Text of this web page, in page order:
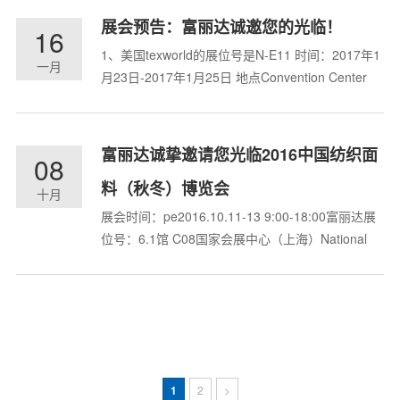
线、1号线延伸段、6号线支线、13号线、杭绍城际
轨道线、艮山东路延长线等重大交通利好落地，润
东府紧随大江东...
16
一月
展会预告：富丽达诚邀您的光临！
1、美国texworld的展位号是N-E11 时间：2017年1
月23日-2017年1月25日 地点Convention Center
Paris Le B...
08
十月
富丽达诚挚邀请您光临2016中国纺织面
料（秋冬）博览会
展会时间：pe2016.10.11-13 9:00-18:00富丽达展
位号：6.1馆 C08国家会展中心（上海）National
1 2 >